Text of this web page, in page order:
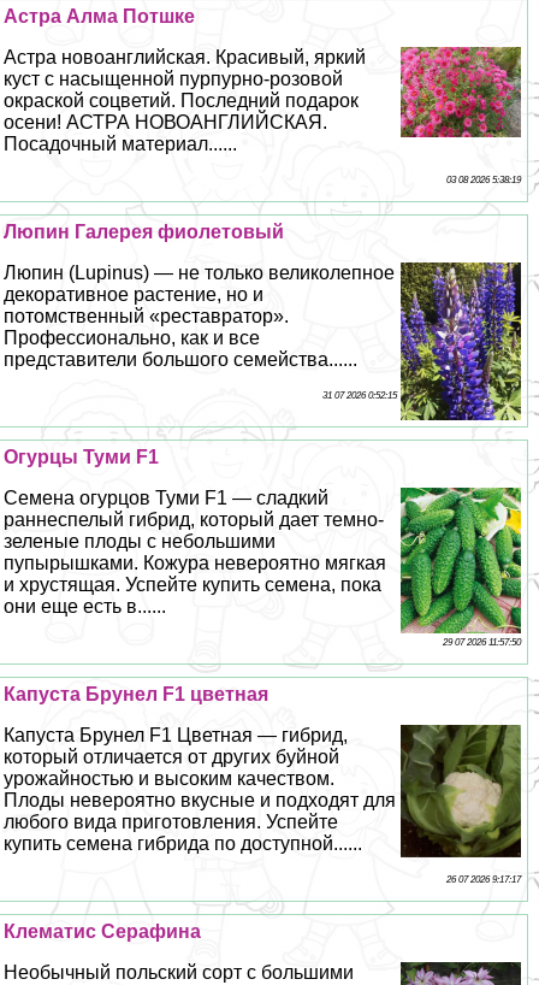
Астра Алма Потшке
Астра новоанглийская. Красивый, яркий
куст с насыщенной пурпурно-розовой
окраской соцветий. Последний подарок
осени! АСТРА НОВОАНГЛИЙСКАЯ.
Посадочный материал......
03 08 2026 5:38:19
Люпин Галерея фиолетовый
Люпин (Lupinus) — не только великолепное
декоративное растение, но и
потомственный «реставратор».
Профессионально, как и все
представители большого семейства......
31 07 2026 0:52:15
Огурцы Туми F1
Семена огурцов Туми F1 — сладкий
раннеспелый гибрид, который дает темно-
зеленые плоды с небольшими
пупырышками. Кожура невероятно мягкая
и хрустящая. Успейте купить семена, пока
они еще есть в......
29 07 2026 11:57:50
Капуста Брунел F1 цветная
Капуста Брунел F1 Цветная — гибрид,
который отличается от других буйной
урожайностью и высоким качеством.
Плоды невероятно вкусные и подходят для
любого вида приготовления. Успейте
купить семена гибрида по доступной......
26 07 2026 9:17:17
Клематис Серафина
Необычный польский сорт с большими